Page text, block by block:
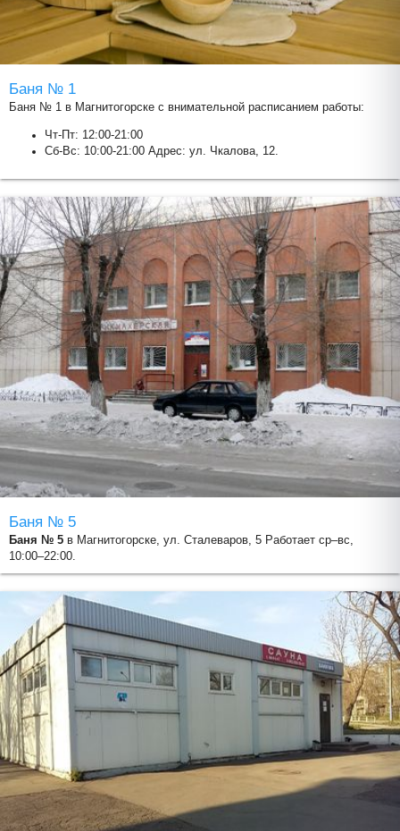
Баня № 1
Баня № 1 в Магнитогорске с внимательной расписанием работы:
Чт-Пт: 12:00-21:00
Сб-Вс: 10:00-21:00 Адрес: ул. Чкалова, 12.
Баня № 5
Баня № 5 в Магнитогорске, ул. Сталеваров, 5 Работает ср–вс,
10:00–22:00.